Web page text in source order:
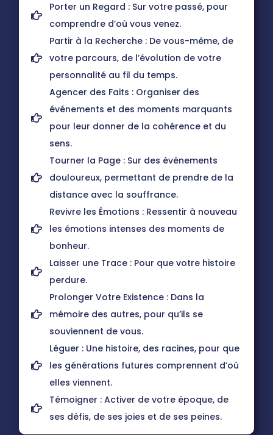
Porter un Regard : Sur votre passé, pour
comprendre d’où vous venez.
Partir à la Recherche : De vous-même, de
votre parcours, de l’évolution de votre
personnalité au fil du temps.
Agencer des Faits : Organiser des
événements et des moments marquants
pour leur donner de la cohérence et du
sens.
Tourner la Page : Sur des événements
douloureux, permettant de prendre de la
distance avec la souffrance.
Revivre les Émotions : Ressentir à nouveau
les émotions intenses des moments de
bonheur.
Laisser une Trace : Pour que votre histoire
perdure.
Prolonger Votre Existence : Dans la
mémoire des autres, pour qu’ils se
souviennent de vous.
Léguer : Une histoire, des racines, pour que
les générations futures comprennent d’où
elles viennent.
Témoigner : Activer de votre époque, de
ses défis, de ses joies et de ses peines.